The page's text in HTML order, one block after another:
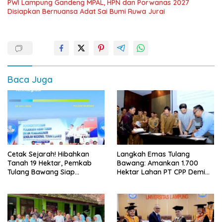
PWI Lampung Gandeng MPAL, HPN dan Porwanas 2027
Disiapkan Bernuansa Adat Sai Bumi Ruwa Jurai
Baca Juga
Cetak Sejarah! Hibahkan
Tanah 19 Hektar, Pemkab
Tulang Bawang Siap
Lampung
Langkah Emas Tulang
Bawang: Amankan 1.700
Hektar Lahan PT CPP Demi